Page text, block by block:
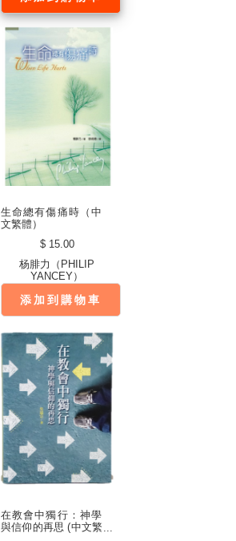
生命總有傷痛時（中
文繁體）
$ 15.00
杨腓力（PHILIP
YANCEY）
添加到購物車
在教會中獨行：神學
與信仰的再思 (中文繁